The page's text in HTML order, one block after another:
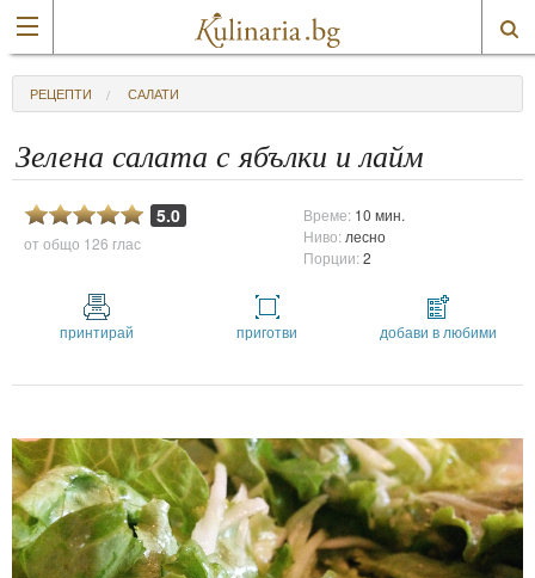
РЕЦЕПТИ САЛАТИ
Зелена салата с ябълки и лайм
5.0
от общо 126 глас
Време: 10 мин.
Ниво: лесно
Порции:2
принтирай приготви добави в любими